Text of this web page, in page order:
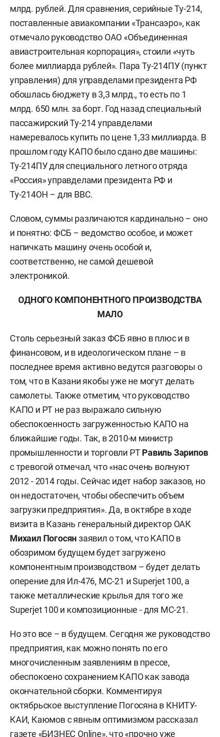
млрд. рублей. Для сравнения, серийные Ту-214,
поставленные авиакомпании «Трансаэро», как
отмечало руководство ОАО «Объединенная
авиастроительная корпорация», стоили «чуть
более миллиарда рублей». Пара Ту-214ПУ (пункт
управления) для управделами президента РФ
обошлась бюджету в 3,3 млрд., то есть по 1
млрд. 650 млн. за борт. Год назад специальный
пассажирский Ту-214 управделами
намеревалось купить по цене 1,33 миллиарда. В
прошлом году КАПО было сдано две машины:
Ту-214ПУ для специального летного отряда
«Россия» управделами президента РФ и
Ту-214ОН – для ВВС.
Словом, суммы различаются кардинально – оно
и понятно: ФСБ – ведомство особое, и может
напичкать машину очень особой и,
соответственно, не самой дешевой
электроникой.
ОДНОГО КОМПОНЕНТНОГО ПРОИЗВОДСТВА
МАЛО
Столь серьезный заказ ФСБ явно в плюс и в
финансовом, и в идеологическом плане – в
последнее время активно ведутся разговоры о
том, что в Казани якобы уже не могут делать
самолеты. Также отметим, что руководство
КАПО и РТ не раз выражало сильную
обеспокоенность загруженностью КАПО на
ближайшие годы. Так, в 2010-м министр
промышленности и торговли РТРавиль Зарипов
с тревогой отмечал, что «нас очень волнуют
2012 - 2014 годы. Сейчас идет набор заказов, но
он недостаточен, чтобы обеспечить объем
загрузки предприятия». Да, в октябре в ходе
визита в Казань генеральный директор ОАК
Михаил Погосянзаявил о том, что КАПО в
обозримом будущем будет загружено
компонентным производством – будет делать
оперение для Ил-476, МС-21 и Superjet 100, а
также металлические крылья для того же
Superjet 100 и композиционные - для МС-21.
Но это все – в будущем. Сегодня же руководство
предприятия, как можно понять по его
многочисленным заявлениям в прессе,
обеспокоено сохранением КАПО как завода
окончательной сборки. Комментируя
октябрьское выступление Погосяна в КНИТУ-
КАИ, Каюмов с явным оптимизмом рассказал
газете «БИЗНЕС Online», что «прочно уже